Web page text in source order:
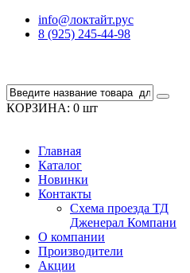
info@локтайт.рус
8 (925) 245-44-98
КОРЗИНА: 0 шт
Главная
Каталог
Новинки
Контакты
Схема проезда ТД
Дженерал Компани
О компании
Производители
Акции